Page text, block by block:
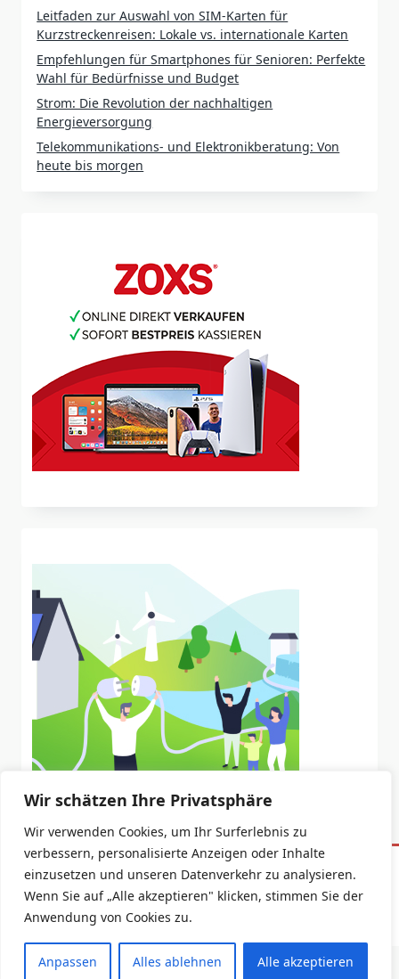
Wir schätzen Ihre Privatsphäre
Wir verwenden Cookies, um Ihr Surferlebnis zu
verbessern, personalisierte Anzeigen oder Inhalte
einzusetzen und unseren Datenverkehr zu analysieren.
Wenn Sie auf „Alle akzeptieren" klicken, stimmen Sie der
Anwendung von Cookies zu.
Anpassen Alles ablehnen Alle akzeptieren
Leitfaden zur Auswahl von SIM-Karten für
Kurzstreckenreisen: Lokale vs. internationale Karten
Empfehlungen für Smartphones für Senioren: Perfekte
Wahl für Bedürfnisse und Budget
Strom: Die Revolution der nachhaltigen
Energieversorgung
Telekommunikations- und Elektronikberatung: Von
heute bis morgen
Datenschutzerklärung Impressum
Copyright © 2026 -Yuki Blogger Theme